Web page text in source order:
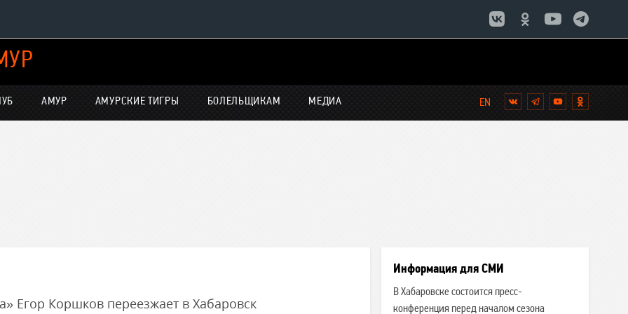
Дивизион Харламова
КХЛ
АМУР АМУРСКИЕ ТИГРЫ БОЛЕЛЬЩИКАМ МЕДИА Вконтакте
Telegram
YouTube
Егор Коршков переезжает в Хабаровск
новостей:
Информация для СМИ
В Хабаровске состоится пресс-
конференция перед началом сезона